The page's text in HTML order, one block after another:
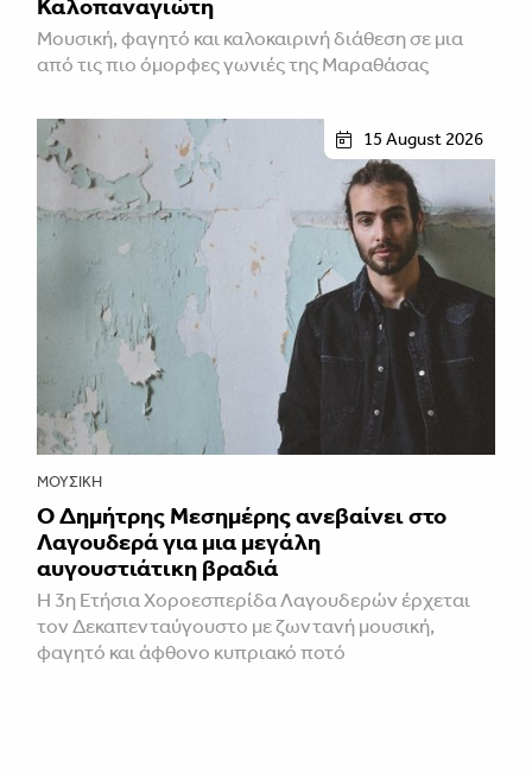
Καλοπαναγιώτη
Μουσική, φαγητό και καλοκαιρινή διάθεση σε μια
από τις πιο όμορφες γωνιές της Μαραθάσας
15 August 2026
ΜΟΥΣΙΚΉ
Ο Δημήτρης Μεσημέρης ανεβαίνει στο
Λαγουδερά για μια μεγάλη
αυγουστιάτικη βραδιά
Η 3η Ετήσια Χοροεσπερίδα Λαγουδερών έρχεται
τον Δεκαπενταύγουστο με ζωντανή μουσική,
φαγητό και άφθονο κυπριακό ποτό